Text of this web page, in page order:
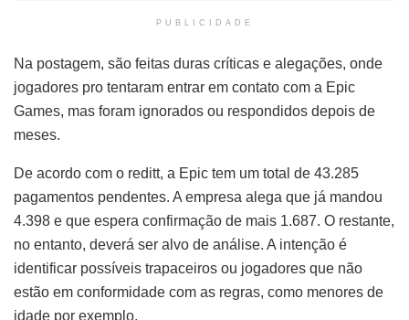
PUBLICIDADE
Na postagem, são feitas duras críticas e alegações, onde
jogadores pro tentaram entrar em contato com a Epic
Games, mas foram ignorados ou respondidos depois de
meses.
De acordo com o reditt, a Epic tem um total de 43.285
pagamentos pendentes. A empresa alega que já mandou
4.398 e que espera confirmação de mais 1.687. O restante,
no entanto, deverá ser alvo de análise. A intenção é
identificar possíveis trapaceiros ou jogadores que não
estão em conformidade com as regras, como menores de
idade por exemplo.